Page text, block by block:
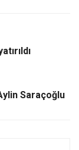
Saraçoğlu